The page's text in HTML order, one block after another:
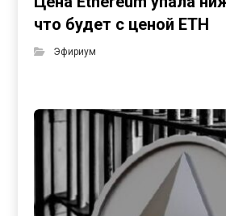
что будет с ценой ETH
Эфириум